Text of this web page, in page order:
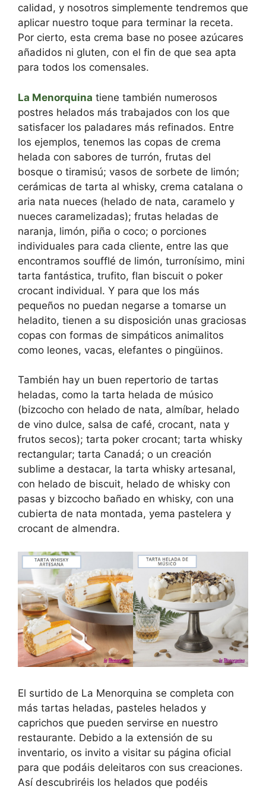
calidad, y nosotros simplemente tendremos que
aplicar nuestro toque para terminar la receta.
Por cierto, esta crema base no posee azúcares
añadidos ni gluten, con el fin de que sea apta
para todos los comensales.
La Menorquina tiene también numerosos
postres helados más trabajados con los que
satisfacer los paladares más refinados. Entre
los ejemplos, tenemos las copas de crema
helada con sabores de turrón, frutas del
bosque o tiramisú; vasos de sorbete de limón;
cerámicas de tarta al whisky, crema catalana o
aria nata nueces (helado de nata, caramelo y
nueces caramelizadas); frutas heladas de
naranja, limón, piña o coco; o porciones
individuales para cada cliente, entre las que
encontramos soufflé de limón, turronísimo, mini
tarta fantástica, trufito, flan biscuit o poker
crocant individual. Y para que los más
pequeños no puedan negarse a tomarse un
heladito, tienen a su disposición unas graciosas
copas con formas de simpáticos animalitos
como leones, vacas, elefantes o pingüinos.
También hay un buen repertorio de tartas
heladas, como la tarta helada de músico
(bizcocho con helado de nata, almíbar, helado
de vino dulce, salsa de café, crocant, nata y
frutos secos); tarta poker crocant; tarta whisky
rectangular; tarta Canadá; o un creación
sublime a destacar, la tarta whisky artesanal,
con helado de biscuit, helado de whisky con
pasas y bizcocho bañado en whisky, con una
cubierta de nata montada, yema pastelera y
crocant de almendra.
El surtido de La Menorquina se completa con
más tartas heladas, pasteles helados y
caprichos que pueden servirse en nuestro
restaurante. Debido a la extensión de su
inventario, os invito a visitar su página oficial
para que podáis deleitaros con sus creaciones.
Así descubriréis los helados que podéis